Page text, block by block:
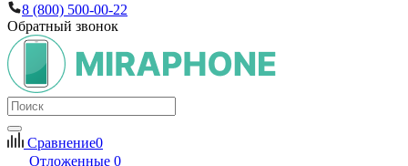
8 (800) 500-00-22
Обратный звонок
Сравнение0
Отложенные 0